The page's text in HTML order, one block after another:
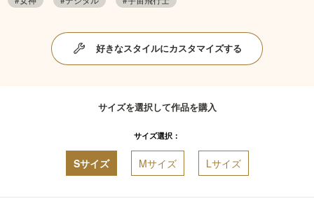
好きなスタイルにカスタマイズする
サイズを選択して作品を購入
サイズ選択：
Sサイズ Mサイズ Lサイズ